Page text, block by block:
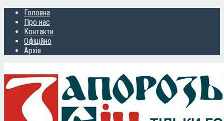
Головна
Про нас
Контакти
Офіційно
Архів